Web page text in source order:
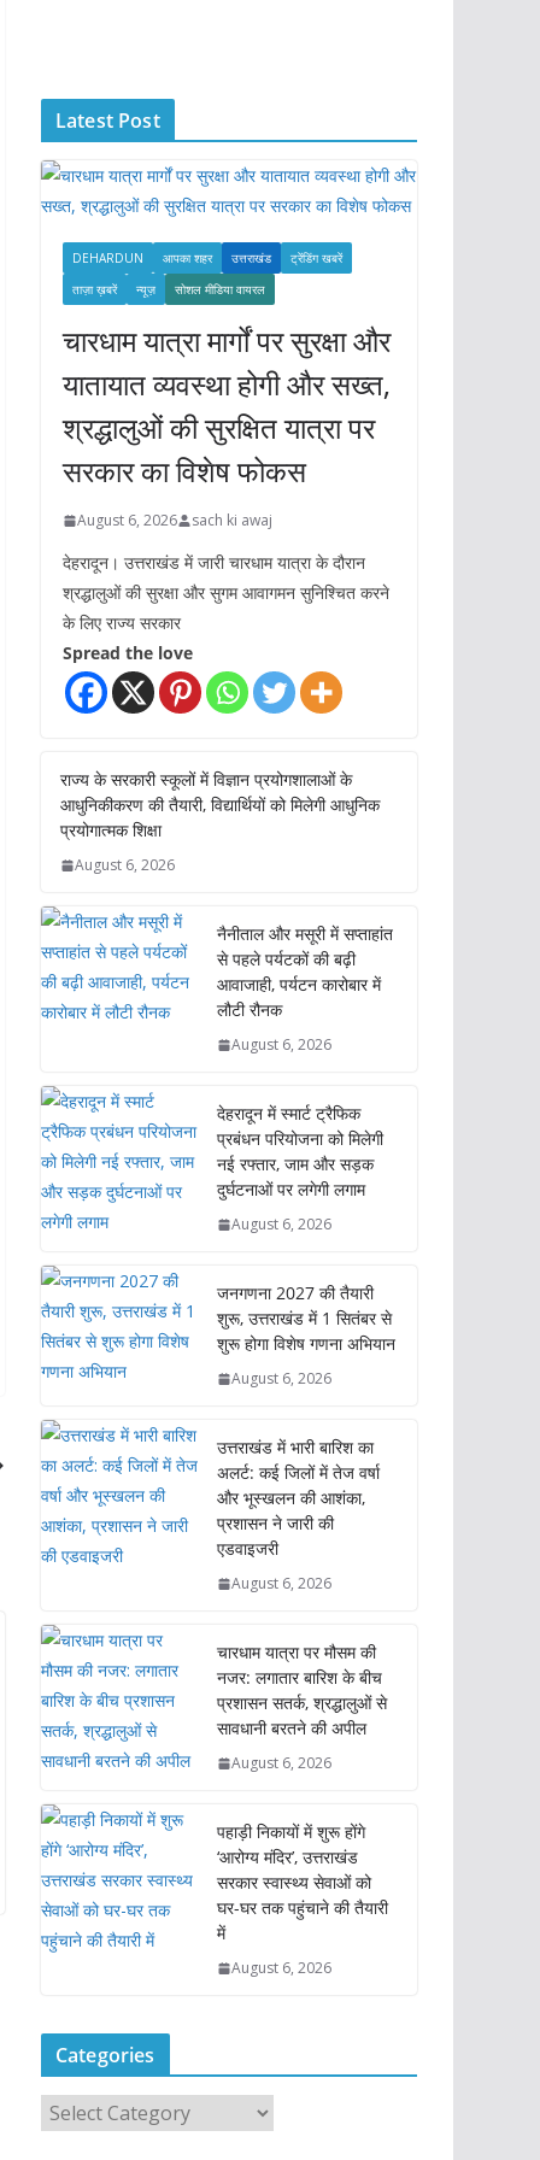
e
s
Latest Post
DEHARDUN आपका शहर उत्तराखंड
ट्रेंडिंग खबरें
ताज़ा ख़बरें
न्यूज़ सोशल मीडिया वायरल
चारधाम यात्रा मार्गों पर सुरक्षा और
यातायात व्यवस्था होगी और सख्त,
श्रद्धालुओं की सुरक्षित यात्रा पर
सरकार का विशेष फोकस
August 6, 2026 sach ki awaj
देहरादून। उत्तराखंड में जारी चारधाम यात्रा के दौरान
श्रद्धालुओं की सुरक्षा और सुगम आवागमन सुनिश्चित करने
के लिए राज्य सरकार
Spread the love
राज्य के सरकारी स्कूलों में विज्ञान प्रयोगशालाओं के
आधुनिकीकरण की तैयारी, विद्यार्थियों को मिलेगी आधुनिक
प्रयोगात्मक शिक्षा
August 6, 2026
नैनीताल और मसूरी में सप्ताहांत
से पहले पर्यटकों की बढ़ी
आवाजाही, पर्यटन कारोबार में
लौटी रौनक
August 6, 2026
देहरादून में स्मार्ट ट्रैफिक
प्रबंधन परियोजना को मिलेगी
नई रफ्तार, जाम और सड़क
दुर्घटनाओं पर लगेगी लगाम
August 6, 2026
जनगणना 2027 की तैयारी
शुरू, उत्तराखंड में 1 सितंबर से
शुरू होगा विशेष गणना अभियान
August 6, 2026
उत्तराखंड में भारी बारिश का
अलर्ट: कई जिलों में तेज वर्षा
और भूस्खलन की आशंका,
प्रशासन ने जारी की
एडवाइजरी
August 6, 2026
चारधाम यात्रा पर मौसम की
नजर: लगातार बारिश के बीच
प्रशासन सतर्क, श्रद्धालुओं से
सावधानी बरतने की अपील
August 6, 2026
पहाड़ी निकायों में शुरू होंगे
‘आरोग्य मंदिर’, उत्तराखंड
सरकार स्वास्थ्य सेवाओं को
घर-घर तक पहुंचाने की तैयारी
में
August 6, 2026
Categories
a